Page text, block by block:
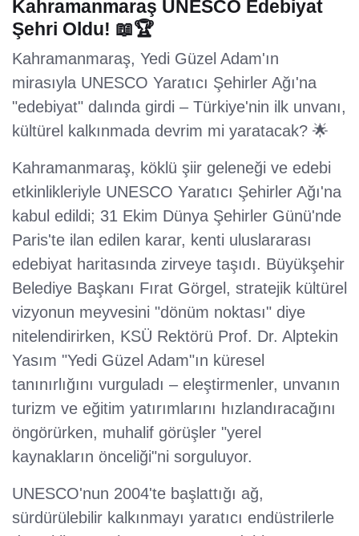
Kahramanmaraş UNESCO Edebiyat
Şehri Oldu! 📖🏆
Kahramanmaraş, Yedi Güzel Adam'ın
mirasıyla UNESCO Yaratıcı Şehirler Ağı'na
"edebiyat" dalında girdi – Türkiye'nin ilk unvanı,
kültürel kalkınmada devrim mi yaratacak? 🌟
Kahramanmaraş, köklü şiir geleneği ve edebi
etkinlikleriyle UNESCO Yaratıcı Şehirler Ağı'na
kabul edildi; 31 Ekim Dünya Şehirler Günü'nde
Paris'te ilan edilen karar, kenti uluslararası
edebiyat haritasında zirveye taşıdı. Büyükşehir
Belediye Başkanı Fırat Görgel, stratejik kültürel
vizyonun meyvesini "dönüm noktası" diye
nitelendirirken, KSÜ Rektörü Prof. Dr. Alptekin
Yasım "Yedi Güzel Adam"ın küresel
tanınırlığını vurguladı – eleştirmenler, unvanın
turizm ve eğitim yatırımlarını hızlandıracağını
öngörürken, muhalif görüşler "yerel
kaynakların önceliği"ni sorguluyor.
UNESCO'nun 2004'te başlattığı ağ,
sürdürülebilir kalkınmayı yaratıcı endüstrilerle